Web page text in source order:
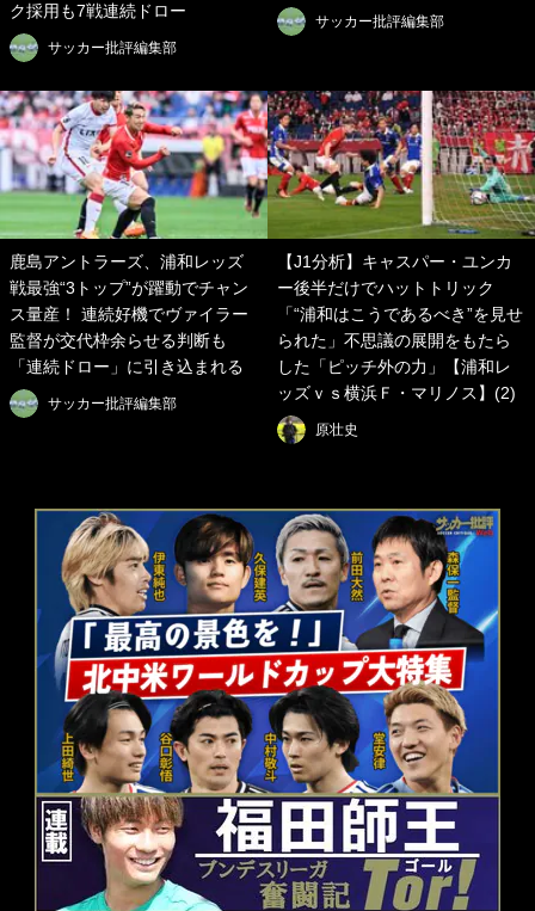
ク採用も7戦連続ドロー
サッカー批評編集部
サッカー批評編集部
鹿島アントラーズ、浦和レッズ
戦最強“3トップ”が躍動でチャン
ス量産！ 連続好機でヴァイラー
監督が交代枠余らせる判断も
「連続ドロー」に引き込まれる
サッカー批評編集部
【J1分析】キャスパー・ユンカ
ー後半だけでハットトリック
「“浦和はこうであるべき”を見せ
られた」不思議の展開をもたら
した「ピッチ外の力」【浦和レ
ッズｖｓ横浜Ｆ・マリノス】(2)
原壮史